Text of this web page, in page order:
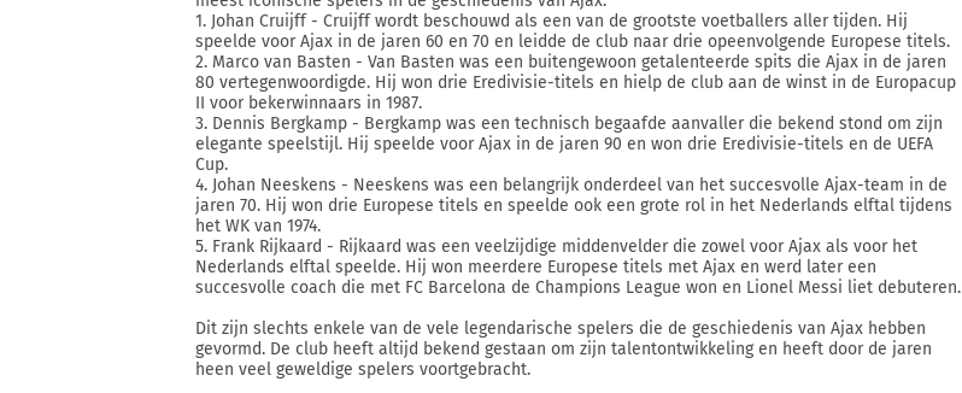
1. Johan Cruijff - Cruijff wordt beschouwd als een van de grootste voetballers aller tijden. Hij
speelde voor Ajax in de jaren 60 en 70 en leidde de club naar drie opeenvolgende Europese titels.
2. Marco van Basten - Van Basten was een buitengewoon getalenteerde spits die Ajax in de jaren
80 vertegenwoordigde. Hij won drie Eredivisie-titels en hielp de club aan de winst in de Europacup
II voor bekerwinnaars in 1987.
3. Dennis Bergkamp - Bergkamp was een technisch begaafde aanvaller die bekend stond om zijn
elegante speelstijl. Hij speelde voor Ajax in de jaren 90 en won drie Eredivisie-titels en de UEFA
Cup.
4. Johan Neeskens - Neeskens was een belangrijk onderdeel van het succesvolle Ajax-team in de
jaren 70. Hij won drie Europese titels en speelde ook een grote rol in het Nederlands elftal tijdens
het WK van 1974.
5. Frank Rijkaard - Rijkaard was een veelzijdige middenvelder die zowel voor Ajax als voor het
Nederlands elftal speelde. Hij won meerdere Europese titels met Ajax en werd later een
succesvolle coach die met FC Barcelona de Champions League won en Lionel Messi liet debuteren.
Dit zijn slechts enkele van de vele legendarische spelers die de geschiedenis van Ajax hebben
gevormd. De club heeft altijd bekend gestaan om zijn talentontwikkeling en heeft door de jaren
heen veel geweldige spelers voortgebracht.